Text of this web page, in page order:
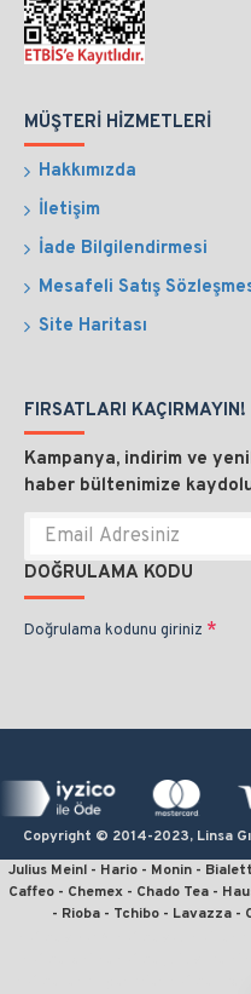
MÜŞTERI HIZMETLERI
Hakkımızda
İletişim
İade Bilgilendirmesi
Mesafeli Satış
Site Haritası
FIRSATLARI KAÇIRMAYIN!
Kampanya, indirim ve
haber bültenimize
DOĞRULAMA KODU
Doğrulama kodunu giriniz
Copyright © 2014-2023, Linsa
Julius Meinl - Hario - Monin -
Caffeo - Chemex - Chado Tea -
- Rioba - Tchibo - Lavazza -